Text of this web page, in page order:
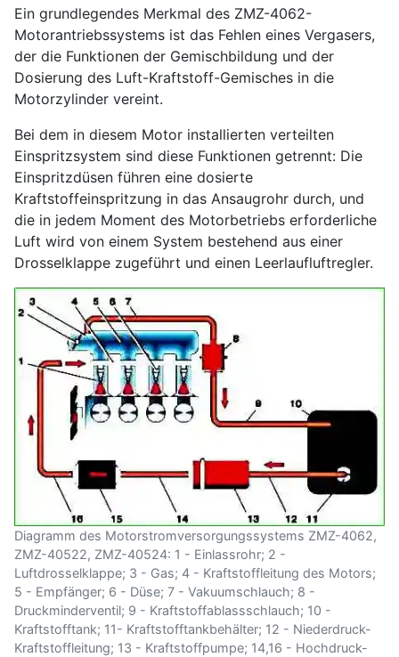
Ein grundlegendes Merkmal des ZMZ-4062-
Motorantriebssystems ist das Fehlen eines Vergasers,
der die Funktionen der Gemischbildung und der
Dosierung des Luft-Kraftstoff-Gemisches in die
Motorzylinder vereint.
Bei dem in diesem Motor installierten verteilten
Einspritzsystem sind diese Funktionen getrennt: Die
Einspritzdüsen führen eine dosierte
Kraftstoffeinspritzung in das Ansaugrohr durch, und
die in jedem Moment des Motorbetriebs erforderliche
Luft wird von einem System bestehend aus einer
Drosselklappe zugeführt und einen Leerlaufluftregler.
Diagramm des Motorstromversorgungssystems ZMZ-4062,
ZMZ-40522, ZMZ-40524: 1 - Einlassrohr; 2 -
Luftdrosselklappe; 3 - Gas; 4 - Kraftstoffleitung des Motors;
5 - Empfänger; 6 - Düse; 7 - Vakuumschlauch; 8 -
Druckminderventil; 9 - Kraftstoffablassschlauch; 10 -
Kraftstofftank; 11- Kraftstofftankbehälter; 12 - Niederdruck-
Kraftstoffleitung; 13 - Kraftstoffpumpe; 14,16 - Hochdruck-